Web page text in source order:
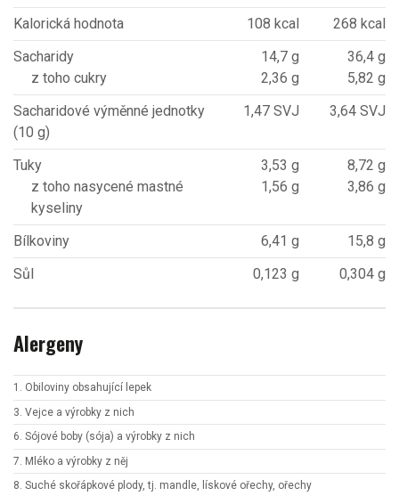
Kalorická hodnota
108 kcal
268 kcal
Sacharidy
z toho cukry
14,7 g
2,36 g
36,4 g
5,82 g
Sacharidové výměnné jednotky
(10 g)
1,47 SVJ 3,64 SVJ
Tuky
z toho nasycené mastné
kyseliny
3,53 g
1,56 g
8,72 g
3,86 g
Bílkoviny 6,41 g
15,8 g
Sůl
0,123 g 0,304 g
Alergeny
1. Obiloviny obsahující lepek
3. Vejce a výrobky z nich
6. Sójové boby (sója) a výrobky z nich
7. Mléko a výrobky z něj
8. Suché skořápkové plody, tj. mandle, lískové ořechy, ořechy